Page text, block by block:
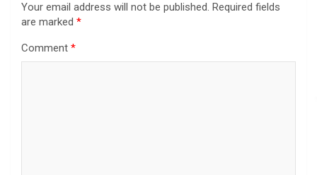
Your email address will not be published. Required fields
are marked *
Comment *